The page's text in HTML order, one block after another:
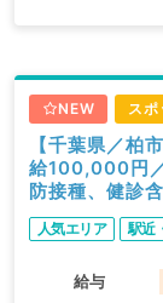
NEW スポ
【千葉県／
給100,000円
防接種、健診
人気エリア 駅近
給与